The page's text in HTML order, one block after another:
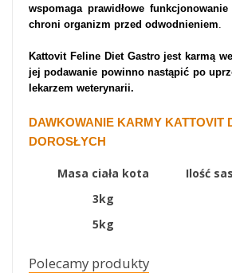
wspomaga prawidłowe funkcjonowanie
chroni organizm przed odwodnieniem.
Kattovit Feline Diet Gastro jestkarmą
jej podawanie powinno nastąpić po
lekarzem weterynarii.
DAWKOWANIE KARMY KATTOVIT
DOROSŁYCH
Masa ciała kota
Ilość
3kg
5kg
Polecamy produkty